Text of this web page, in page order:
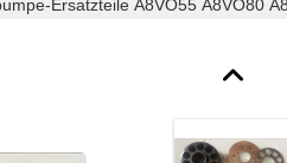
Hydraulikpumpe-Ersatzteile